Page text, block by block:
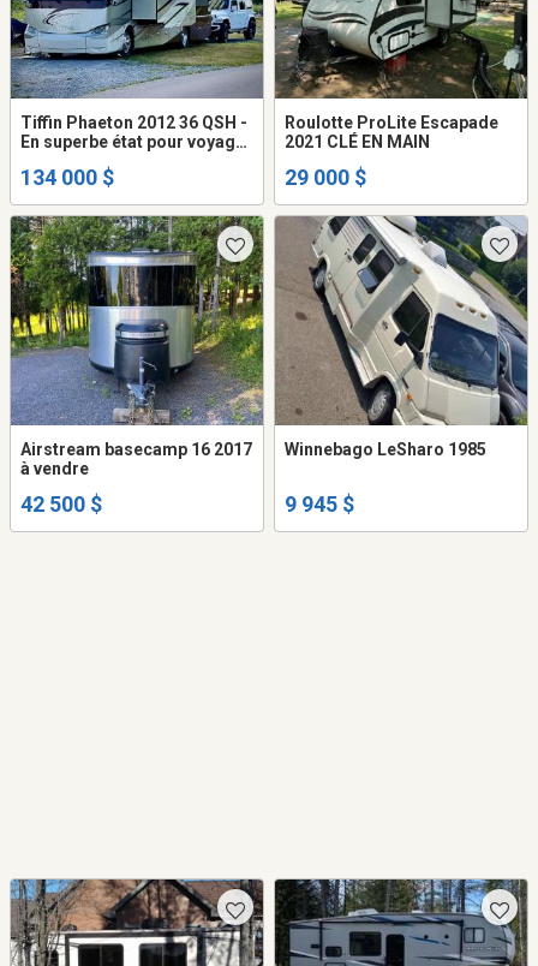
Tiffin Phaeton 2012 36 QSH -
En superbe état pour voyager
134 000 $
Roulotte ProLite Escapade
2021 CLÉ EN MAIN
29 000 $
Airstream basecamp 16 2017
à vendre
42 500 $
Winnebago LeSharo 1985
9 945 $